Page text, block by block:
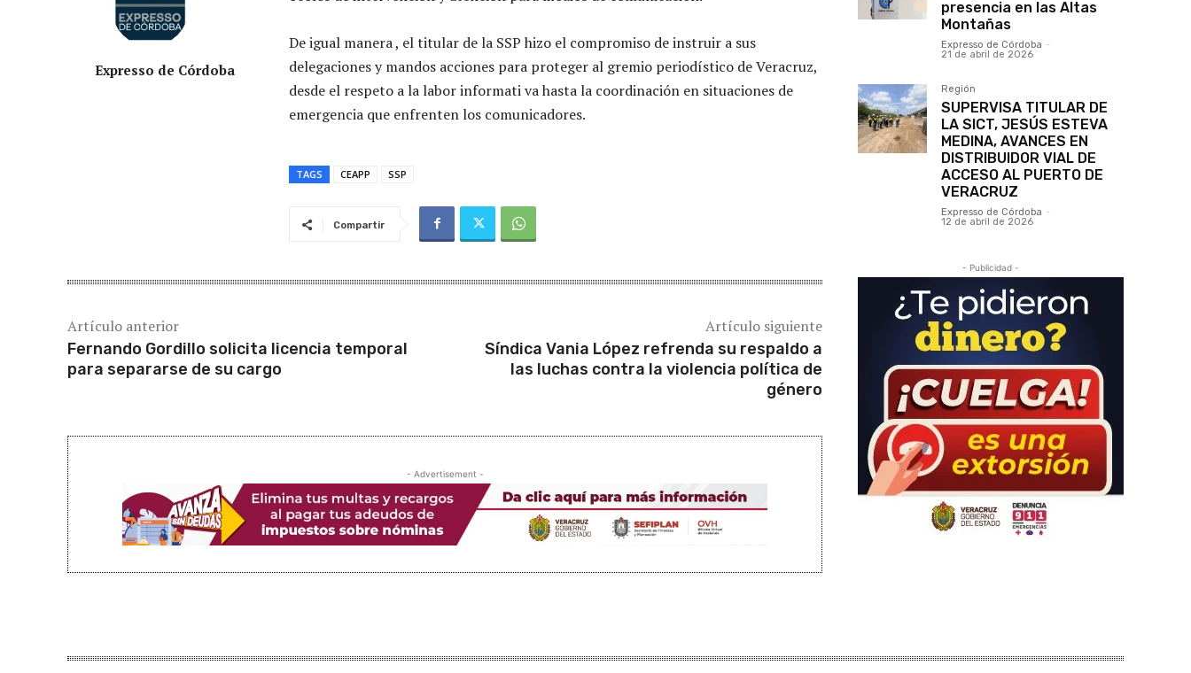
Expresso de Córdoba
De igual manera , el titular de la SSP hizo el compromiso de instruir a sus
delegaciones y mandos acciones para proteger al gremio periodístico de Veracruz,
desde el respeto a la labor informati va hasta la coordinación en situaciones de
emergencia que enfrenten los comunicadores.
TAGS CEAPP SSP
Compartir
Artículo anterior
Fernando Gordillo solicita licencia temporal
para separarse de su cargo
Artículo siguiente
Síndica Vania López refrenda su respaldo a
las luchas contra la violencia política de
género
- Advertisement -
presencia en las Altas
Montañas
Expresso de Córdoba -
21 de abril de 2026
Región
SUPERVISA TITULAR DE
LA SICT, JESÚS ESTEVA
MEDINA, AVANCES EN
DISTRIBUIDOR VIAL DE
ACCESO AL PUERTO DE
VERACRUZ
Expresso de Córdoba -
12 de abril de 2026
- Publicidad -